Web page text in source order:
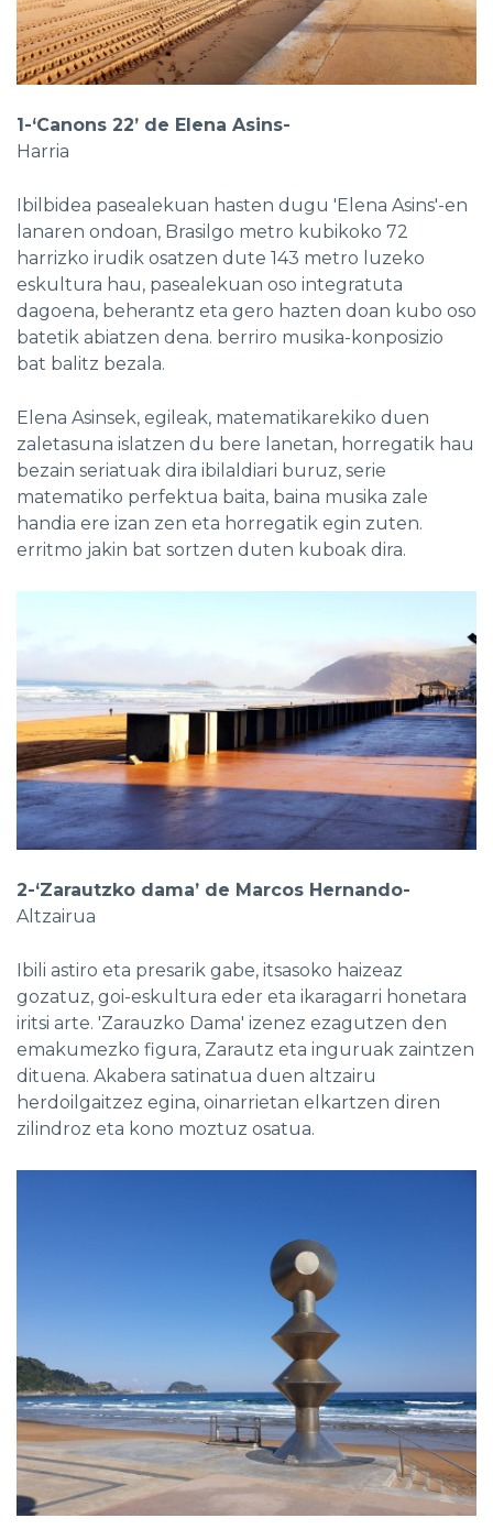
1-‘Canons 22’ de Elena Asins-
Harria
Ibilbidea pasealekuan hasten dugu 'Elena Asins'-en
lanaren ondoan, Brasilgo metro kubikoko 72
harrizko irudik osatzen dute 143 metro luzeko
eskultura hau, pasealekuan oso integratuta
dagoena, beherantz eta gero hazten doan kubo oso
batetik abiatzen dena. berriro musika-konposizio
bat balitz bezala.
Elena Asinsek, egileak, matematikarekiko duen
zaletasuna islatzen du bere lanetan, horregatik hau
bezain seriatuak dira ibilaldiari buruz, serie
matematiko perfektua baita, baina musika zale
handia ere izan zen eta horregatik egin zuten.
erritmo jakin bat sortzen duten kuboak dira.
2-‘Zarautzko dama’ de Marcos Hernando-
Altzairua
Ibili astiro eta presarik gabe, itsasoko haizeaz
gozatuz, goi-eskultura eder eta ikaragarri honetara
iritsi arte. 'Zarauzko Dama' izenez ezagutzen den
emakumezko figura, Zarautz eta inguruak zaintzen
dituena. Akabera satinatua duen altzairu
herdoilgaitzez egina, oinarrietan elkartzen diren
zilindroz eta kono moztuz osatua.